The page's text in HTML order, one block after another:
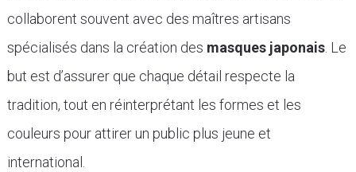
collaborent souvent avec des maîtres artisans
spécialisés dans la création des masques japonais. Le
but est d’assurer que chaque détail respecte la
tradition, tout en réinterprétant les formes et les
couleurs pour attirer un public plus jeune et
international.